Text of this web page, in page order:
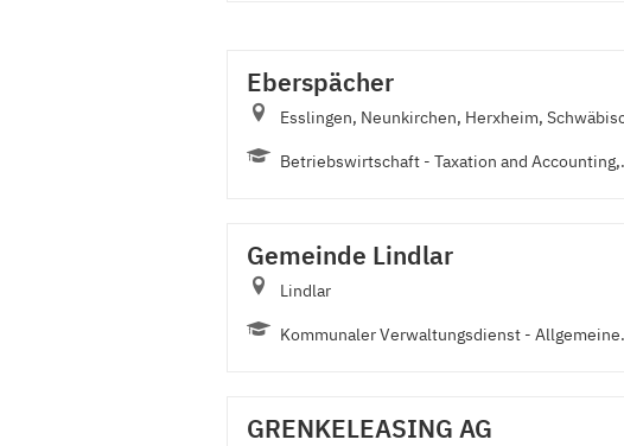
Eberspächer
Esslingen, Neunkirchen, Herxheim,
Betriebswirtschaft - Taxation and
Gemeinde Lindlar
Lindlar
Kommunaler Verwaltungsdienst -
GRENKELEASING AG